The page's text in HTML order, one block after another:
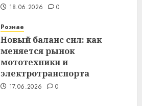
18.06.2026 0
Рознае
Новый баланс сил: как
меняется рынок
мототехники и
электротранспорта
17.06.2026 0